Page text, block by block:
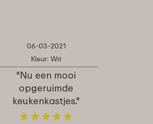
06-03-2021
Kleur: Wit
"Nu een mooi
opgeruimde
keukenkastjes."
★★★★★
★★★★★